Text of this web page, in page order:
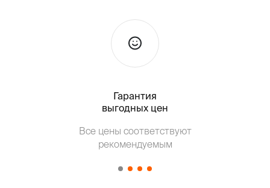
Гарантия
выгодных цен
Все цены соответствуют
рекомендуемым